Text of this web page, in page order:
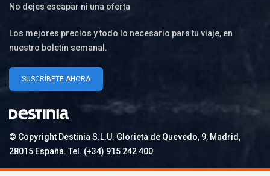
No dejes escapar ni una oferta
Los mejores precios y todo lo necesario para tu viaje, en
nuestro boletín semanal.
SUSCRÍBETE AHORA
© Copyright Destinia S.L.U. Glorieta de Quevedo, 9, Madrid,
28015 España. Tel. (+34) 915 242 400